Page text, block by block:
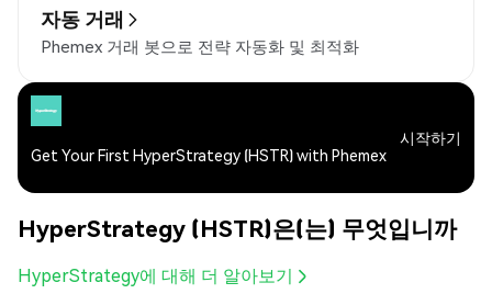
자동 거래
Phemex 거래 봇으로 전략 자동화 및 최적화
Get Your First HyperStrategy (HSTR) with Phemex
시작하기
HyperStrategy (HSTR)은(는) 무엇입니까
HyperStrategy에 대해 더 알아보기